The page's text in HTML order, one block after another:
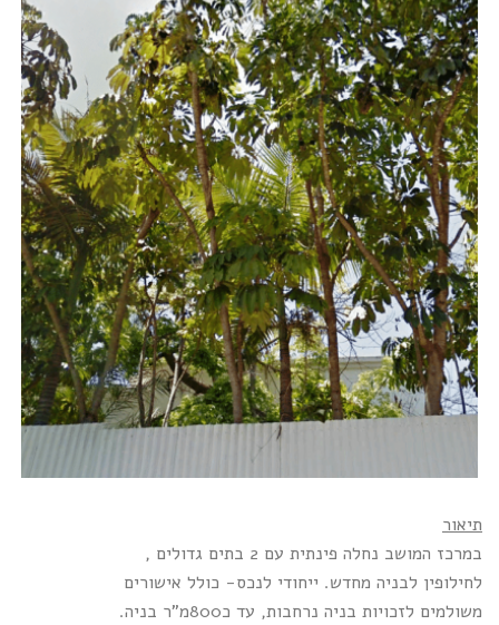
תיאור
במרכז המושב נחלה פינתית עם 2 בתים גדולים ,
לחילופין לבניה מחדש. ייחודי לנכס- כולל אישורים
משולמים לזכויות בניה נרחבות, עד כ800מ"ר בניה.